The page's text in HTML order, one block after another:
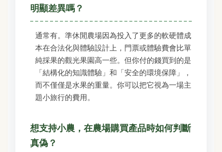
明顯差異嗎？
通常有。準休閒農場因為投入了更多的軟硬體成
本在合法化與體驗設計上，門票或體驗費會比單
純採果的觀光果園高一些。但你付的錢買到的是
「結構化的知識體驗」和「安全的環境保障」，
而不僅僅是水果的重量。你可以把它視為一場主
題小旅行的費用。
想支持小農，在農場購買產品時如何判斷
真偽？